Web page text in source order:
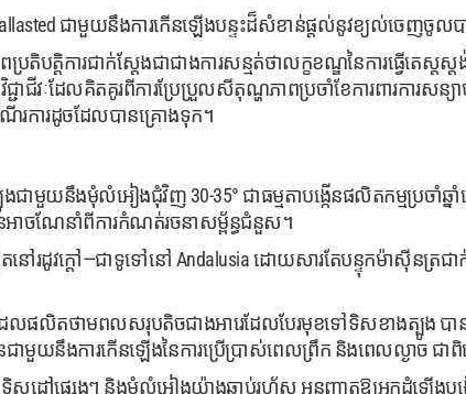
ជាមួយនឹងការកើនឡើងបន្ទះដ៏សំខាន់ផ្តល់នូវខ្យល់ចេញចូល
តិបត្តិការជាក់ស្តែងជាជាងការសន្មត់ថាលក្ខខណ្ឌនៃការធ្វើតេស្ត
ជីវៈដែលគិតគូរពីការប្រែប្រួលសីតុណ្ហភាពប្រចាំខែការពារការស
រការដូចដែលបានគ្រោងទុក។
មួយនឹងមុំលំអៀងជុំវិញ 30-35° ជាធម្មតាបង្កើនផលិតកម្មប្រចាំឆ្នាំ
អាចណែនាំពីការកំណត់រចនាសម្ព័ន្ធជំនួស។
ៅរដូវក្ដៅ—ជាទូទៅនៅ Andalusia ដោយសារតែបន្ទុកម៉ាស៊ីនត្រជ
ផលិតថាមពលសរុបតិចជាងអារេដែលបែរមុខទៅទិសខាងត្បូង បាន
មួយនឹងការកើនឡើងនៃការប្រើប្រាស់ពេលព្រឹក និងពេលល្ងាច ជា
ើទិសដៅផ្សេងៗ និងមុំលំអៀងយ៉ាងឆាប់រហ័ស អនុញ្ញាតឱ្យអ្នកដំឡើងប